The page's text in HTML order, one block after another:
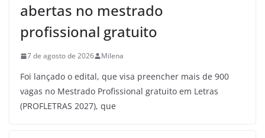
abertas no mestrado
profissional gratuito
7 de agosto de 2026 Milena
Foi lançado o edital, que visa preencher mais de 900
vagas no Mestrado Profissional gratuito em Letras
(PROFLETRAS 2027), que